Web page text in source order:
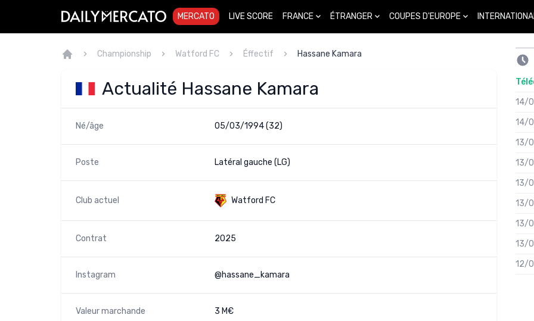
MERCATO LIVE SCORE FRANCE ÉTRANGER COUPES D'EUROPE
Championship Watford FC Éffectif Hassane Kamara
Actualité Hassane Kamara
Né/âge 05/03/1994 (32)
Poste Latéral gauche (LG)
Club actuel Watford FC
Contrat 2025
Instagram @hassane_kamara
Valeur marchande 3 M€
14/
14/
13/
13/
13/
13/
13/
13/
12/